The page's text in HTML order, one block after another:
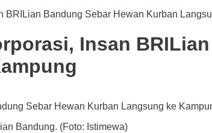
BRILian Bandung Sebar Hewan Kurban
Insan
Bandung. (Foto: Istimewa)